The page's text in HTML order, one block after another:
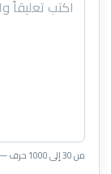
من 30 إلى 1000 حرف — لا تُقبل الروابط أو أكواد HTML.